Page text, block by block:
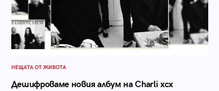
НЕЩАТА ОТ ЖИВОТА
Дешифроваме новия албум на Charli xcx